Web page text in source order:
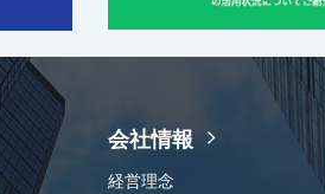
会社情報
経営理念